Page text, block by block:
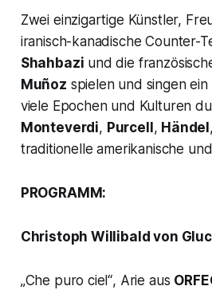
Zwei einzigartige Künstler,
iranisch-kanadische Counter-
Shahbazi und die
Muñoz spielen und singen
viele Epochen und Kulturen
Monteverdi, Purcell , Händel ,
traditionelle amerikanische
PROGRAMM:
Christoph Willibald von
„Che puro ciel“, Arie aus